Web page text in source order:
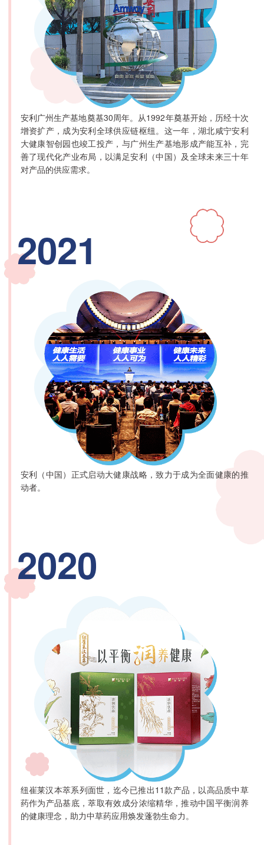
安利广州生产基地奠基30周年。从1992年奠基开始，历经十次
增资扩产，成为安利全球供应链枢纽。这一年，湖北咸宁安利
大健康智创园也竣工投产，与广州生产基地形成产能互补，完
善了现代化产业布局，以满足安利（中国）及全球未来三十年
对产品的供应需求。
2021
安利（中国）正式启动大健康战略，致力于成为全面健康的推
动者。
2020
纽崔莱汉本萃系列面世，迄今已推出11款产品，以高品质中草
药作为产品基底，萃取有效成分浓缩精华，推动中国平衡润养
的健康理念，助力中草药应用焕发蓬勃生命力。